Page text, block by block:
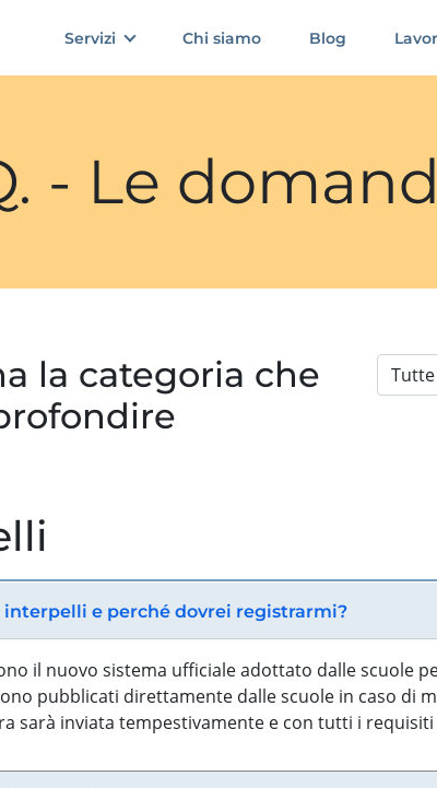
Servizi Chi siamo Blog
- Le
la categoria che
interpelli e perché dovrei registrarmi?
il nuovo sistema ufficiale adottato dalle scuole
pubblicati direttamente dalle scuole in caso di
sarà inviata tempestivamente e con tutti i